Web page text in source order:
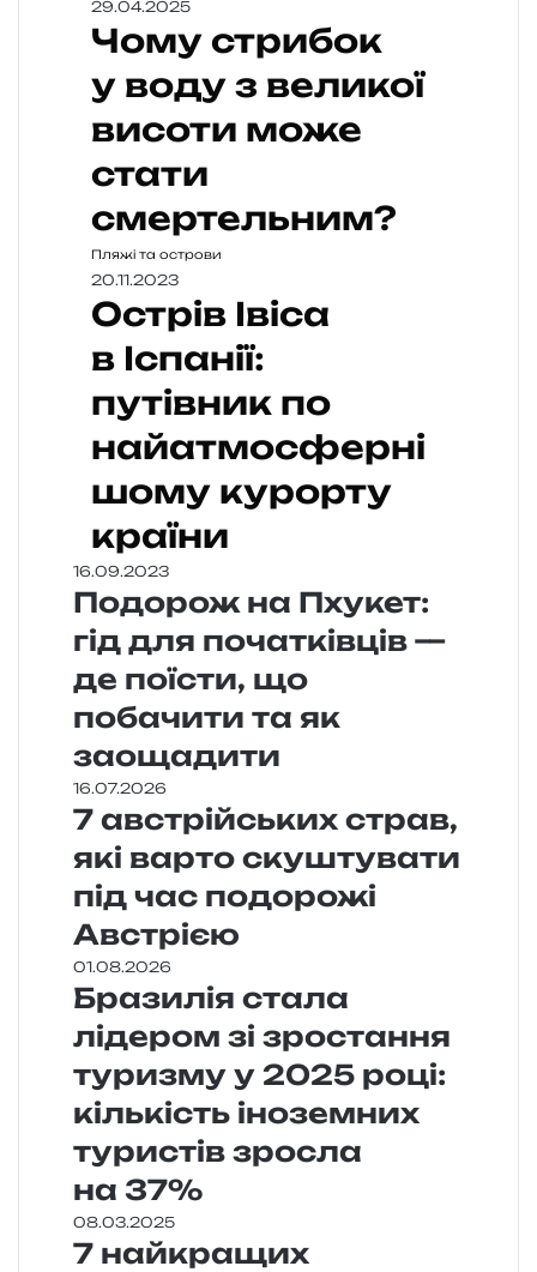
29.04.2025
Чому стрибок
у воду з великої
висоти може
стати
смертельним?
Пляжі та острови
20.11.2023
Острів Івіса
в Іспанії:
путівник по
найатмосферні
шому курорту
країни
16.09.2023
Подорож на Пхукет:
гід для початківців —
де поїсти, що
побачити та як
заощадити
16.07.2026
7 австрійських страв,
які варто скуштувати
під час подорожі
Австрією
01.08.2026
Бразилія стала
лідером зі зростання
туризму у 2025 році:
кількість іноземних
туристів зросла
на 37%
08.03.2025
7 найкращих